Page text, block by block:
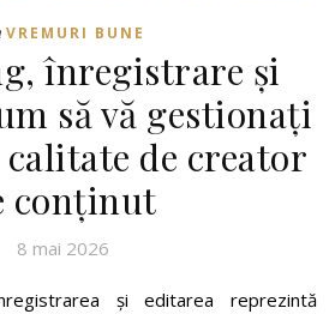
VREMURI BUNE
înregistrare și
să vă gestionați
de creator
conținut
8 mai 2026
și editarea reprezintă